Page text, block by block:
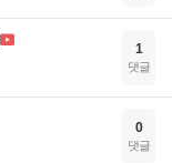
1
댓글
0
댓글